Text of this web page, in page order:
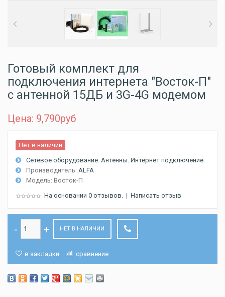
Готовый комплект для
подключения интернета "Восток-П"
с антенной 15ДБ и 3G-4G модемом
Цена: 9,790руб
Нет в наличии
Сетевое оборудование. Антенны. Интернет подключение.
Производитель: ALFA
Модель: Восток-П
На основании 0 отзывов. | Написать отзыв
НЕТ В НАЛИЧИИ
в закладки сравнение